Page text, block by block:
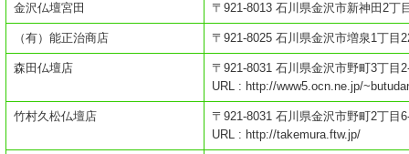
金沢仏壇宮田 〒921-8013 石川県金沢市新神田2丁
（有）能正治商店 〒921-8025 石川県金沢市増泉1丁目
森田仏壇店
〒921-8031 石川県金沢市野町3丁目
URL : http://www5.ocn.ne.jp/
竹村久松仏壇店
〒921-8031 石川県金沢市野町2丁目
URL : http://takemura.ftw.jp/